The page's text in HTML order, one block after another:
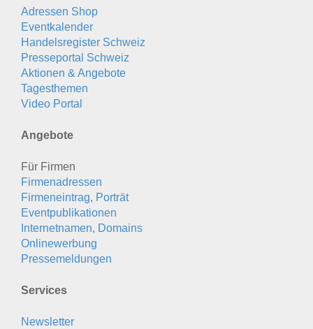
Adressen Shop
Eventkalender
Handelsregister Schweiz
Presseportal Schweiz
Aktionen & Angebote
Tagesthemen
Video Portal
Angebote
Für Firmen
Firmenadressen
Firmeneintrag, Porträt
Eventpublikationen
Internetnamen, Domains
Onlinewerbung
Pressemeldungen
Services
Newsletter